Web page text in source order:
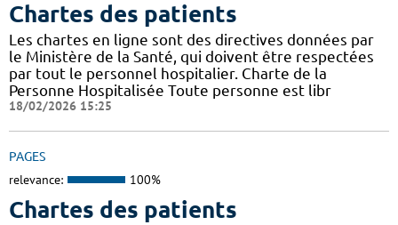
Chartes des patients
Les chartes en ligne sont des directives données par
le Ministère de la Santé, qui doivent être respectées
par tout le personnel hospitalier. Charte de la
Personne Hospitalisée Toute personne est libr
18/02/2026 15:25
PAGES
relevance: 100%
Chartes des patients